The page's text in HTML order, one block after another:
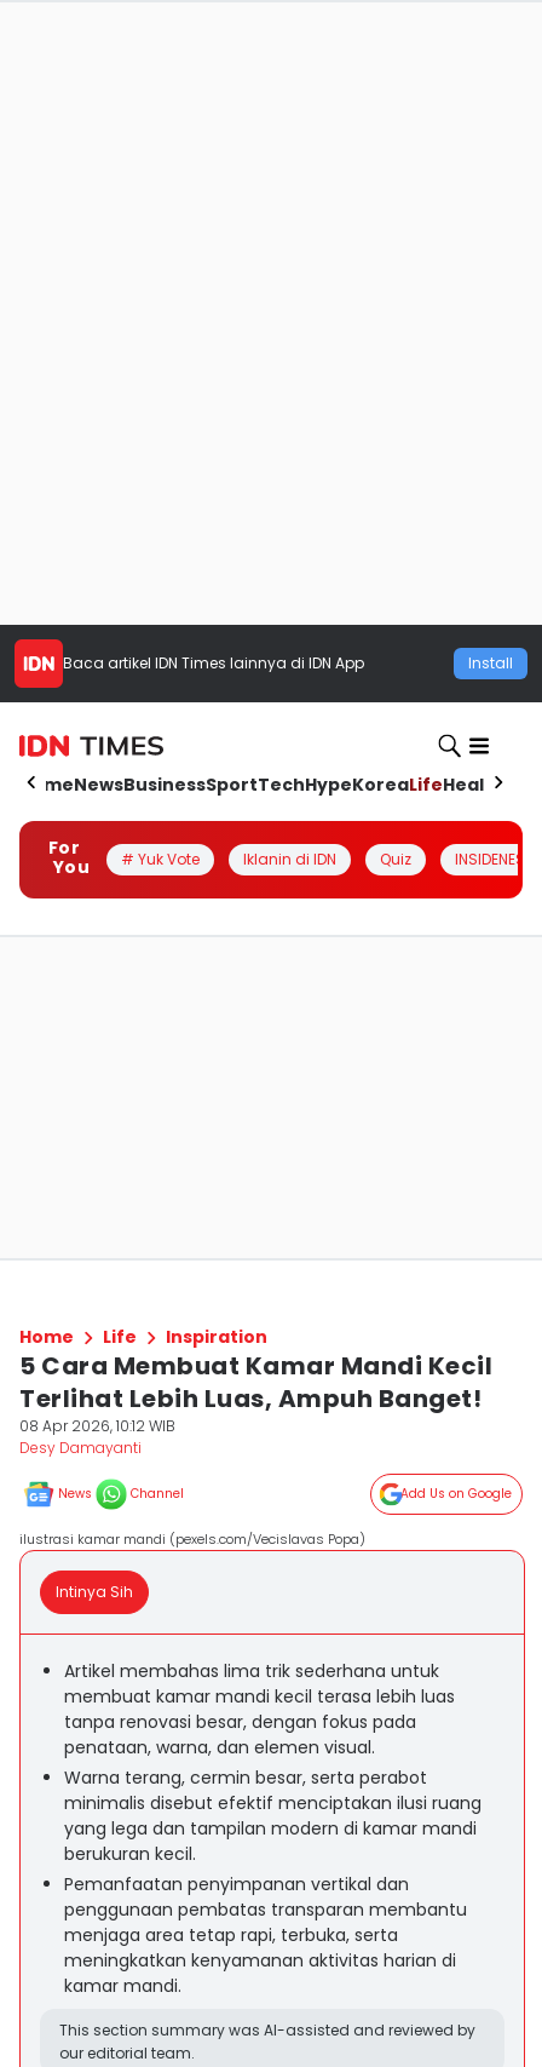
Baca artikel IDN Times lainnya di IDN App Install
HomeNewsBusinessSportTechHypeKoreaLifeHealth
For
You
# Yuk Vote Iklanin di IDN Quiz INSIDENESIA
Home Life Inspiration
5 Cara Membuat Kamar Mandi Kecil
Terlihat Lebih Luas, Ampuh Banget!
08 Apr 2026, 10:12 WIB
Desy Damayanti
News Channel Add Us on Google
ilustrasi kamar mandi (pexels.com/Vecislavas Popa)
Intinya Sih
Artikel membahas lima trik sederhana untuk
membuat kamar mandi kecil terasa lebih luas
tanpa renovasi besar, dengan fokus pada
penataan, warna, dan elemen visual.
Warna terang, cermin besar, serta perabot
minimalis disebut efektif menciptakan ilusi ruang
yang lega dan tampilan modern di kamar mandi
berukuran kecil.
Pemanfaatan penyimpanan vertikal dan
penggunaan pembatas transparan membantu
menjaga area tetap rapi, terbuka, serta
meningkatkan kenyamanan aktivitas harian di
kamar mandi.
This section summary was AI-assisted and reviewed by
our editorial team.